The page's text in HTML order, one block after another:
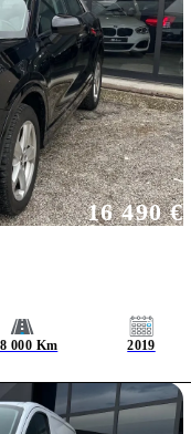
000 Km 2019
16 490 €